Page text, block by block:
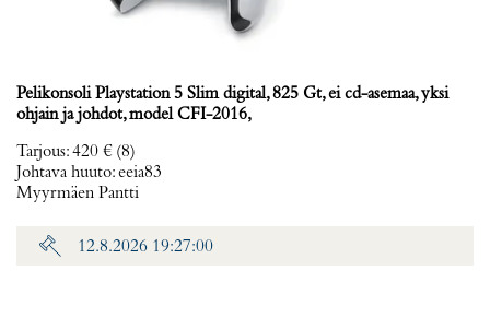
Pelikonsoli Playstation 5 Slim digital, 825 Gt, ei cd-asemaa, yksi
ohjain ja johdot, model CFI-2016,
Tarjous:420 € (8)
Johtava huuto:eeia83
Myyrmäen Pantti
12.8.2026 19:27:00